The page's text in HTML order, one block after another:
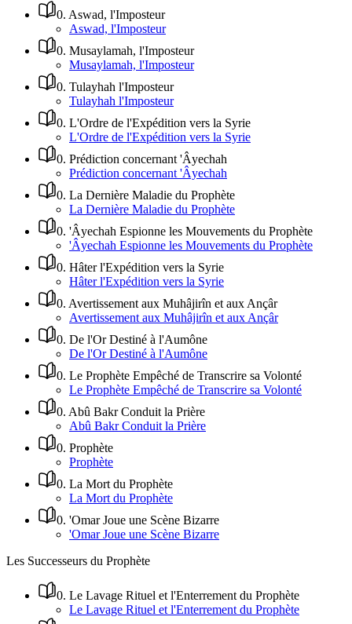
0. Aswad, l'Imposteur
Aswad, l'Imposteur
0. Musaylamah, l'Imposteur
Musaylamah, l'Imposteur
0. Tulayhah l'Imposteur
Tulayhah l'Imposteur
0. L'Ordre de l'Expédition vers la Syrie
L'Ordre de l'Expédition vers la Syrie
0. Prédiction concernant 'Âyechah
Prédiction concernant 'Âyechah
0. La Dernière Maladie du Prophète
La Dernière Maladie du Prophète
0. 'Âyechah Espionne les Mouvements du Prophète
'Âyechah Espionne les Mouvements du Prophète
0. Hâter l'Expédition vers la Syrie
Hâter l'Expédition vers la Syrie
0. Avertissement aux Muhâjirîn et aux Ançâr
Avertissement aux Muhâjirîn et aux Ançâr
0. De l'Or Destiné à l'Aumône
De l'Or Destiné à l'Aumône
0. Le Prophète Empêché de Transcrire sa Volonté
Le Prophète Empêché de Transcrire sa Volonté
0. Abû Bakr Conduit la Prière
Abû Bakr Conduit la Prière
0. Prophète
Prophète
0. La Mort du Prophète
La Mort du Prophète
0. 'Omar Joue une Scène Bizarre
'Omar Joue une Scène Bizarre
Les Successeurs du Prophète
0. Le Lavage Rituel et l'Enterrement du Prophète
Le Lavage Rituel et l'Enterrement du Prophète